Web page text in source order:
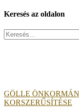
Keresés az oldalon
Search
for:
GÖLLE
KORSZERŰSÍTÉSE